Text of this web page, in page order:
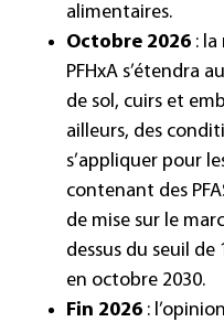
alimentaires.
Octobre 2026 :
PFHxA s’étendra
de sol, cuirs et
ailleurs, des
s’appliquer pour
contenant des
de mise sur le
dessus du seuil
en octobre 2030.
Fin 2026 :